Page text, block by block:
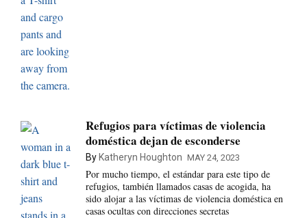
Refugios para víctimas de violencia
doméstica dejan de esconderse
By Katheryn Houghton MAY 24, 2023
Por mucho tiempo, el estándar para este tipo de
refugios, también llamados casas de acogida, ha
sido alojar a las víctimas de violencia doméstica en
casas ocultas con direcciones secretas